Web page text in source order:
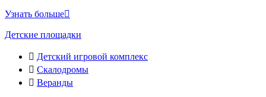
Узнать больше
Детские площадки
Детский игровой комплекс
Скалодромы
Веранды